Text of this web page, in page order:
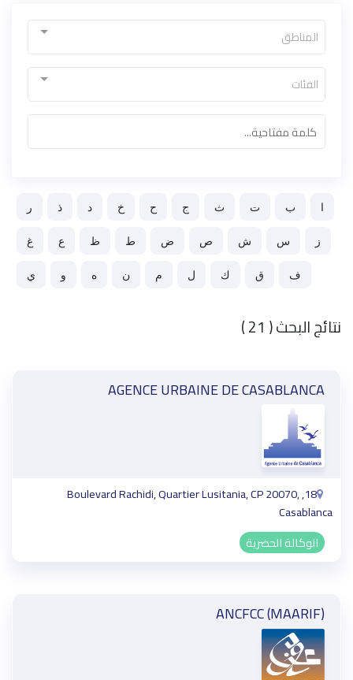
المناطق
الفئات
ﺍ ﺏ ﺕ ﺙ ﺝ ﺡ ﺥ ﺩ ﺫ
ﺭ
ﺯ
ﺱ ﺵ ﺹ ﺽ ﻁ ﻅ ﻉ
ﻍ
ﻑ
ﻕ ﻙ ﻝ ﻡ ﻥ ﻩ ﻭ ﻱ
نتائج البحث ( 21 )
AGENCE URBAINE DE CASABLANCA
18, Boulevard Rachidi, Quartier Lusitania, CP 20070,
Casablanca
الوكالة الحضرية
ANCFCC (MAARIF)